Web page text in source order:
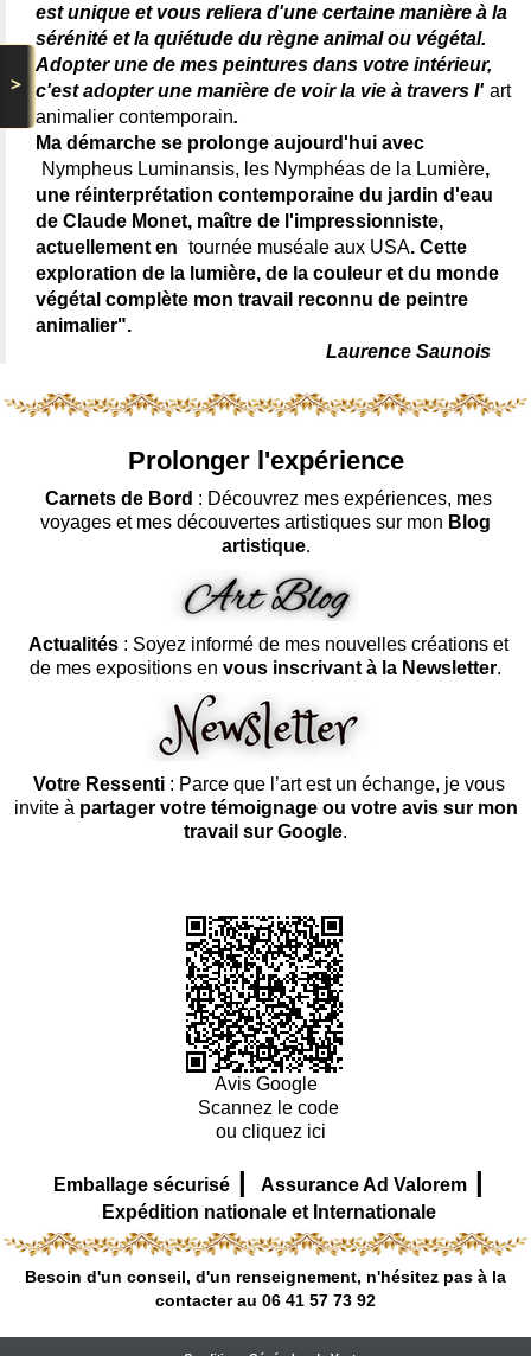
>
est unique et vous reliera d'une certaine manière à la
sérénité et la quiétude du règne animal ou végétal.
Adopter une de mes peintures dans votre intérieur,
c'est adopter une manière de voir la vie à travers l' art
animalier contemporain.
Ma démarche se prolonge aujourd'hui avec
Nympheus Luminansis, les Nymphéas de la Lumière,
une réinterprétation contemporaine du jardin d'eau
de Claude Monet, maître de l'impressionniste,
actuellement en tournée muséale aux USA. Cette
exploration de la lumière, de la couleur et du monde
végétal complète mon travail reconnu de peintre
animalier".
Laurence Saunois
Prolonger l'expérience
Carnets de Bord : Découvrez mes expériences, mes
voyages et mes découvertes artistiques sur mon Blog
artistique.
Actualités : Soyez informé de mes nouvelles créations et
de mes expositions en vous inscrivant à la Newsletter.
Votre Ressenti: Parce que l’art est un échange, je vous
invite à partager votre témoignage ou votre avis sur mon
travail sur Google.
Avis Google
Scannez le code
ou cliquez ici
Emballage sécurisé | Assurance Ad Valorem |
Expédition nationale et Internationale
Besoin d'un conseil, d'un renseignement, n'hésitez pas à la
contacter au 06 41 57 73 92